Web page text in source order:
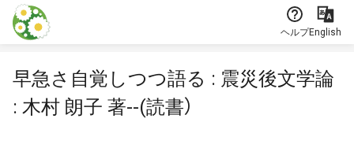
本文に飛ぶ
ヘルプEnglish
早急さ自覚しつつ語る : 震災後文学論
: 木村 朗子 著--(読書）